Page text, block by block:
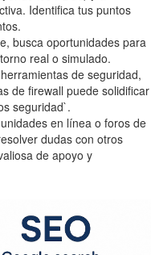
Identifica tus puntos
busca oportunidades para
real o simulado.
de seguridad,
de firewall puede solidificar
seguridad`.
en línea o foros de
dudas con otros
de apoyo y